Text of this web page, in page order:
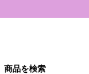
商品を検索